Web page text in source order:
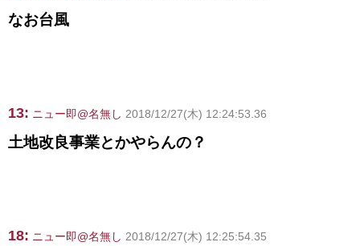
なお台風
13: ニュー即@名無し 2018/12/27(木) 12:24:53.36
土地改良事業とかやらんの？
18: ニュー即@名無し 2018/12/27(木) 12:25:54.35